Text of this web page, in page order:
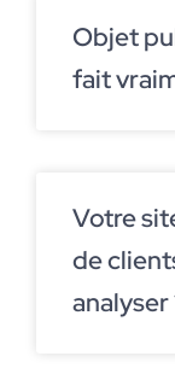
Objet
fait
Votre
de
analyser